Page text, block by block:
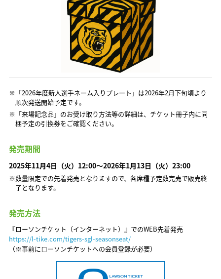
※「2026年度新人選手ネーム入りプレート」は2026年2月下旬頃より
順次発送開始予定です。
※「来場記念品」のお受け取り方法等の詳細は、チケット冊子内に同
梱予定の引換券をご確認ください。
発売期間
2025年11月4日（火）12:00～2026年1月13日（火）23:00
※数量限定での先着発売となりますので、各席種予定数完売で販売終
了となります。
発売方法
『ローソンチケット（インターネット）』でのWEB先着発売
https://l-tike.com/tigers-sgl-seasonseat/
（※事前にローソンチケットへの会員登録が必要）